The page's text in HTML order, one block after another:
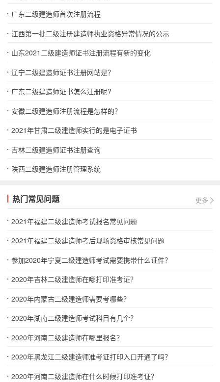
广东二级建造师首次注册流程
江西第一批二级注册建造师执业资格异常情况的公示
山东2021二级建造师证书注册流程有新的变化
辽宁二级建造师证书注册网站是？
广东二级建造师证书怎么注册呢?
安徽二级建造师注册流程是怎样的？
2021年甘肃二级建造师实行的是电子证书
吉林二级建造师证书注册查询
陕西二级建造师注册管理系统
热门常见问题 更多
2021年福建二级建造师考试报名常见问题
2021年福建二级建造师考后现场资格审核常见问题
参加2020年宁夏二级建造师考试需要携带什么证件？
2020年吉林二级建造师在哪打印准考证？
2020年内蒙古二级建造师需要考哪些？
2020年湖南二级建造师考试科目有几个？
2020年河南二级建造师在哪里报名？
2020年黑龙江二级建造师准考证打印入口开通了吗？
2020年河南二级建造师在什么时候打印准考证？